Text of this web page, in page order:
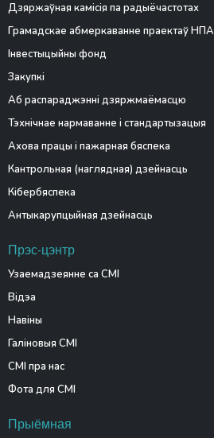
Дзяржаўная камісія па радыёчастотах
Грамадскае абмеркаванне праектаў НПА
Інвестыцыйны фонд
Закупкі
Аб распараджэнні дзяржмаёмасцю
Тэхнічнае нармаванне і стандартызацыя
Ахова працы і пажарная бяспека
Кантрольная (наглядная) дзейнасць
Кібербяспека
Антыкарупцыйная дзейнасць
Прэс-цэнтр
Узаемадзеянне са СМІ
Відэа
Навіны
Галіновыя СМІ
СМІ пра нас
Фота для СМІ
Прыёмная